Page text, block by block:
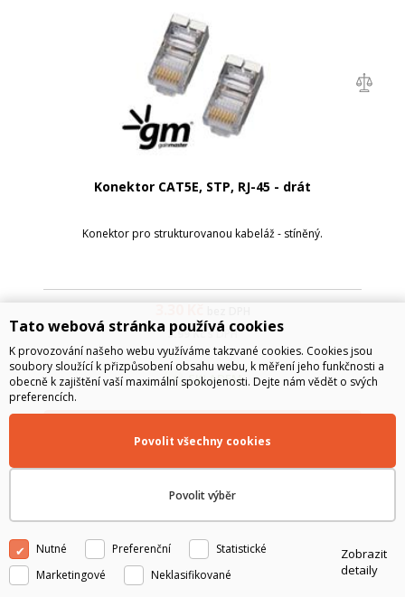
Konektor CAT5E, STP, RJ-45 - drát
Konektor pro strukturovanou kabeláž - stíněný.
3.99Kč s DPH
SKLADEM
Do košíku
Tato webová stránka používá cookies
K provozování našeho webu využíváme takzvané cookies. Cookies jsou
soubory sloužící k přizpůsobení obsahu webu, k měření jeho funkčnosti a
obecně k zajištění vaší maximální spokojenosti. Dejte nám vědět o svých
preferencích.
Povolit výběr
Povolit všechny cookies
Nutné Preferenční
Statistické
Marketingové
Neklasifikované
Zobrazit
detaily